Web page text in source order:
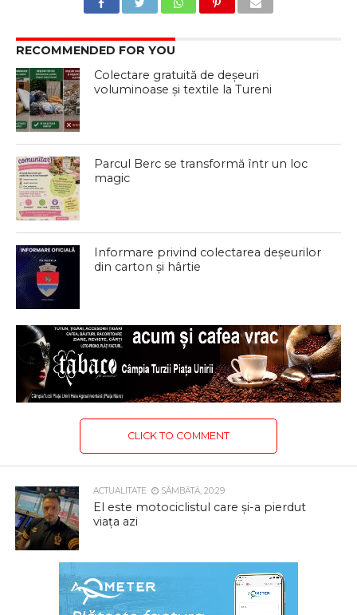
RECOMMENDED FOR YOU
Colectare gratuită de deșeuri
voluminoase și textile la Tureni
Parcul Berc se transformă într un loc
magic
Informare privind colectarea deșeurilor
din carton și hârtie
CLICK TO COMMENT
ACTUALITATE SÂMBĂTĂ, 20:29
El este motociclistul care și-a pierdut
viața azi